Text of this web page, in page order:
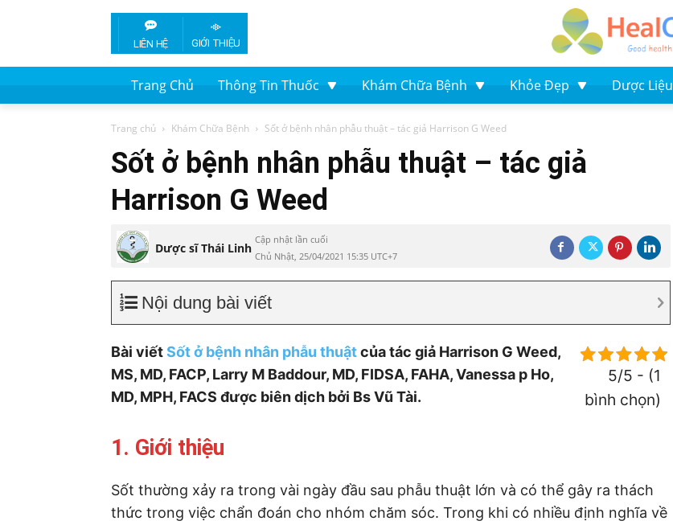
LIÊN HỆ GIỚI THIỆU
Trang Chủ Thông Tin Thuốc Khám Chữa Bệnh Khỏe Đẹp Dược Liệu
Trang chủ Khám Chữa Bệnh Sốt ở bệnh nhân phẫu thuật – tác giả Harrison G Weed
Sốt ở bệnh nhân phẫu thuật – tác giả
Harrison G Weed
Dược sĩ Thái Linh
Cập nhật lần cuối
Chủ Nhật, 25/04/2021 15:35 UTC+7
Nội dung bài viết
5/5 - (1
bình chọn)
Bài viếtSốt ở bệnh nhân phẫu thuậtcủa tác giả Harrison G Weed,
MS, MD, FACP, Larry M Baddour, MD, FIDSA, FAHA, Vanessa p Ho,
MD, MPH, FACS được biên dịch bởi Bs Vũ Tài.
1. Giới thiệu
Sốt thường xảy ra trong vài ngày đầu sau phẫu thuật lớn và có thể gây ra thách
thức trong việc chẩn đoán cho nhóm chăm sóc. Trong khi có nhiều định nghĩa về